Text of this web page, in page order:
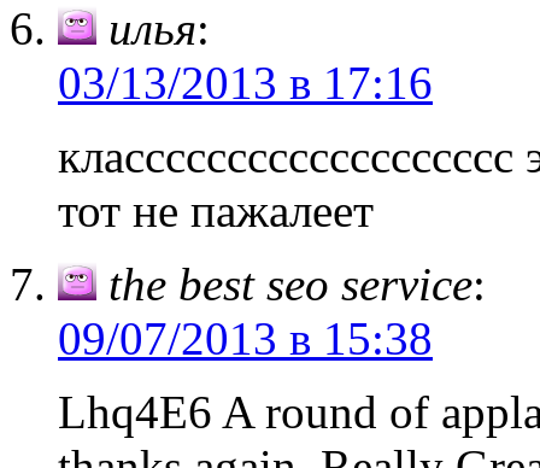
илья:
03/13/2013 в 17:16
тот не пажалеет
the best seo service:
09/07/2013 в 15:38
Lhq4E6 A round of